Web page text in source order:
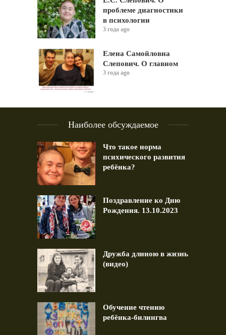
проблеме диагностики
в психологии
3 года ago
Елена Самойловна
Слепович. О главном
3 года ago
Наиболее обсуждаемое
Что такое норма
психического развития
ребёнка?
Поздравление ко Дню
Рождения. 13.10.2023
Дружба длиною в жизнь
(видео)
Обучение чтению
ребёнка-билингва